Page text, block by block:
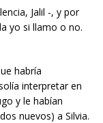
Jalil -, y por
yo si llamo o no.
habría
interpretar en
y le habían
nuevos) a Silvia.